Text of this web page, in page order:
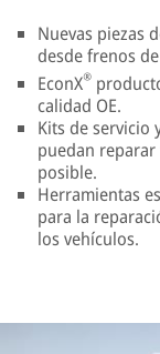
Nuevas piezas
desde frenos
EconX®
calidad OE.
Kits de servicio
puedan
posible.
Herramientas
para la
los vehículos.